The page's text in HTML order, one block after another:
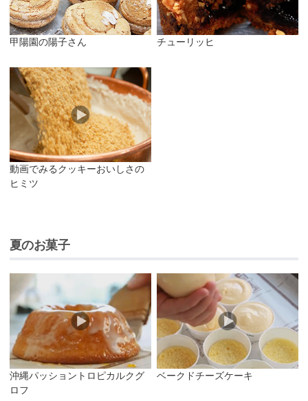
甲陽園の陽子さん チューリッヒ
動画でみるクッキーおいしさの
ヒミツ
夏のお菓子
沖縄パッショントロピカルクグ
ロフ
ベークドチーズケーキ